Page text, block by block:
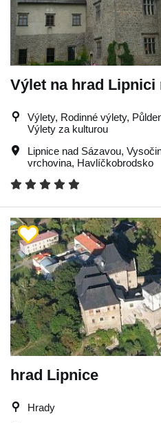
Výlet na hrad Lipnici
Výlety, Rodinné výlety,
Výlety za kulturou
Lipnice nad Sázavou,
vrchovina, Havlíčkobrodsko
hrad Lipnice
Hrady